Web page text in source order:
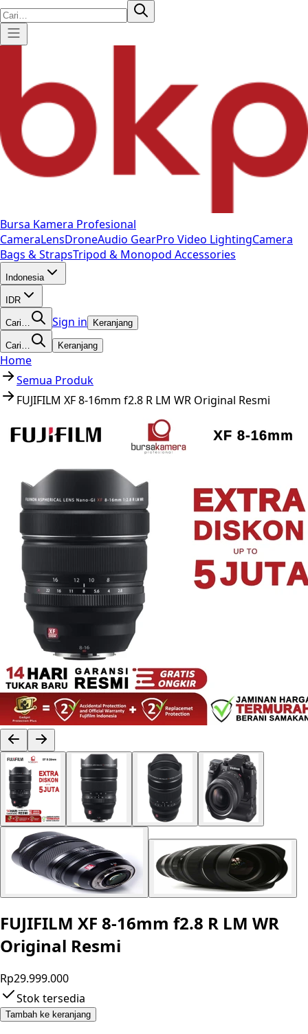
Bursa Kamera Profesional
CameraLensDroneAudio GearPro Video LightingCamera
Bags & StrapsTripod & Monopod Accessories
Indonesia
IDR
Cari… Sign in Keranjang
Cari… Keranjang
Home
Semua Produk
FUJIFILM XF 8-16mm f2.8 R LM WR Original Resmi
FUJIFILM XF 8-16mm f2.8 R LM WR
Original Resmi
Rp29.999.000
Stok tersedia
Tambah ke keranjang